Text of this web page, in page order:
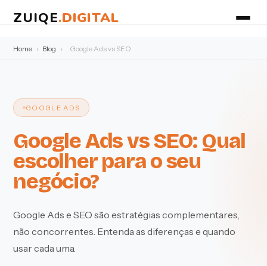
ZUIQE.DIGITAL
Home › Blog › Google Ads vs SEO
GOOGLE ADS
Google Ads vs SEO: Qual
escolher para o seu
negócio?
Google Ads e SEO são estratégias complementares,
não concorrentes. Entenda as diferenças e quando
usar cada uma.